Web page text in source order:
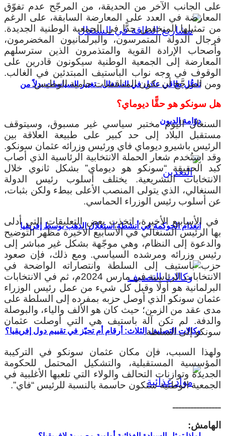
تحوُّل طاقي عادل في السنغال.. تغيير السياسات بدلاً من
دوّامة الديون
انعدام الحوكمة في أنشطة استغلال الذهب بوسط إفريقيا
وكالات التصنيف الثلاث: أرقام أم تحيّز في تقييم دول إفريقيا؟
على الجانب الآخر من الحديقة، من المرجّح عدم تفوّق
المعارضة في العدد على المعارضة السابقة، على الرغم
من تمثيلها المنخفض جدًّا في الجمعية الوطنية الجديدة.
فرجال الدولة المتمرسون، والبرلمانيون المخضرمون،
وأصحاب الإرادة القوية والمتذمرون الذين سترسلهم
المعارضة إلى الجمعية الوطنية سيكونون قادرين على
الوقوف في وجه نواب الباستيف المبتدئين في الغالب.
ومن المرجَّح أن تكون المناقشات حامية الوطيس.
هل سونكو هو حقًّا ديوماي؟
السنغال اليوم مختبر سياسي غير مسبوق، وسيتوقف
مستقبل البلاد إلى حد كبير على طبيعة العلاقة بين
الرئيس باشيرو ديوماي فاي ورئيس وزرائه عثمان سونكو.
وقد استُخدم شعار الحملة الانتخابية الرئاسية الذي أصاب
كبد الحقيقة “سونكو هو ديوماي” بشكل ثانوي خلال
الانتخابات التشريعية. يختلف أسلوب رئيس الدولة
السنغالي، الذي يتولى المنصب الأعلى ببطء ولكن بثبات،
عن أسلوب رئيس الوزراء الحماسي.
في الأسابيع الأخيرة، اتخذت بعض التعليقات التي أدلى
بها الرئيس السنغالي في الأسابيع الأخيرة مظهر التوضيح
والدعوة إلى النظام، وهي موجّهة بشكل غير مباشر إلى
رئيس وزرائه ومرشده السياسي. ومع ذلك، فإن صعود
حزب باستيف إلى السلطة وانتصاراته الواضحة في
الانتخابات الرئاسية في مارس 2024م، ثم في الانتخابات
البرلمانية هو أولًا وقبل كل شيء من عمل رئيس الوزراء
عثمان سونكو الذي أوصل حزبه بمفرده إلى السلطة على
مدى عقد من الزمن؛ حيث كان هو الألف والياء، والبوصلة
والدفة. لم تكن آلة باستيف هي التي أوصلت عثمان
سونكو إلى السلطة.
ولهذا السبب، فإن مكان عثمان سونكو في التركيبة
المؤسسية المستقبلية، والتشكيل المحتمل للحكومة
الجديدة وتوازنات التحالف والولاء التي تلعبها الأغلبية في
الجمعية الوطنية ستكون حاسمة بالنسبة للرئيس “فاي”.
ــــــــــــــــ
الهامش: